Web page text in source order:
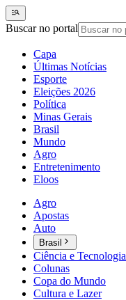
Buscar no portal
Capa
Últimas Notícias
Esporte
Eleições 2026
Política
Minas Gerais
Brasil
Mundo
Agro
Entretenimento
Eloos
Agro
Apostas
Auto
Brasil
Ciência e Tecnologia
Colunas
Copa do Mundo
Cultura e Lazer